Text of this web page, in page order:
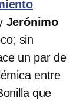
Jerónimo
sin
un par de
entre
que